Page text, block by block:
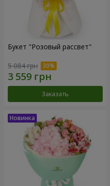
Букет "Розовый рассвет"
5 084 грн
Заказать